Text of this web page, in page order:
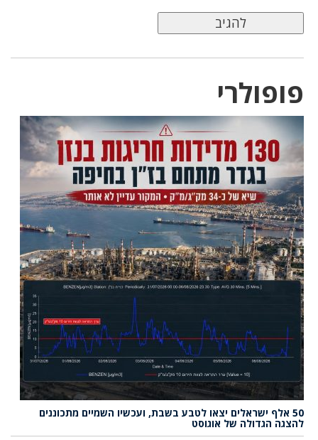
פופולרי
50 אלף ישראלים יצאו לטבע בשבת, ועכשיו השמיים מתכוננים
להצגה הגדולה של אוגוסט